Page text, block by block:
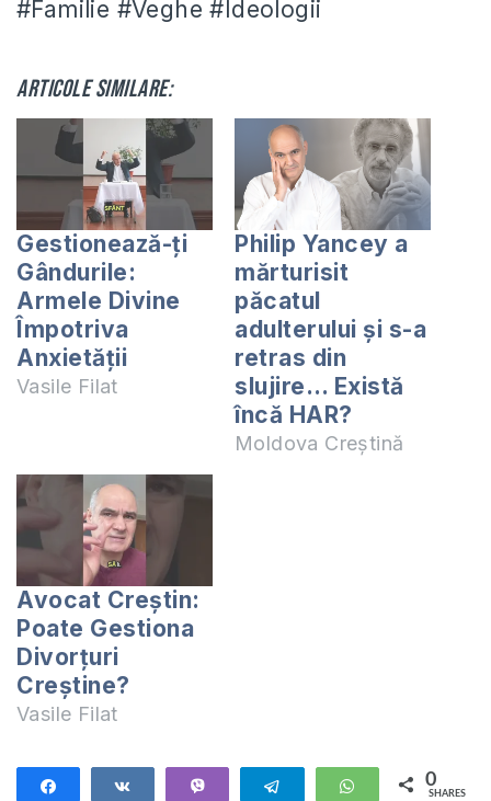
#Familie #Veghe #Ideologii
Articole similare:
Gestionează-ți
Gândurile:
Armele Divine
Împotriva
Anxietății
Vasile Filat
Philip Yancey a
mărturisit
păcatul
adulterului și s-a
retras din
slujire… Există
încă HAR?
Moldova Creștină
Avocat Creștin:
Poate Gestiona
Divorțuri
Creștine?
Vasile Filat
Telegram WhatsApp
0
SHARES